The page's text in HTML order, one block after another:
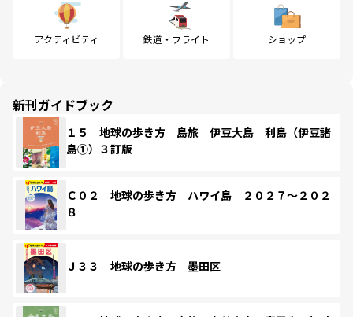
アクティビティ 鉄道・フライト ショップ
新刊ガイドブック
１５ 地球の歩き方 島旅 伊豆大島 利島（伊豆諸
島①）３訂版
Ｃ０２ 地球の歩き方 ハワイ島 ２０２７～２０２
８
Ｊ３３ 地球の歩き方 墨田区